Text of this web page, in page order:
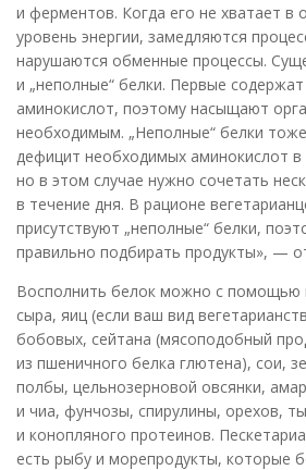
и ферментов. Когда его не хватает в
уровень энергии, замедляются
нарушаются обменные процессы.
и „неполные“ белки. Первые
аминокислот, поэтому насыщают
необходимым. „Неполные“ белки
дефицит необходимых аминокислот в
но в этом случае нужно сочетать
в течение дня. В рационе
присутствуют „неполные“ белки,
правильно подбирать продукты», —
Восполнить белок можно с помощью
сыра, яиц (если ваш вид
бобовых, сейтана (мясоподобный
из пшеничного белка глютена), сои,
полбы, цельнозерновой овсянки,
и чиа, фунчозы, спирулины, орехов,
и конопляного протеинов.
есть рыбу и морепродукты, которые